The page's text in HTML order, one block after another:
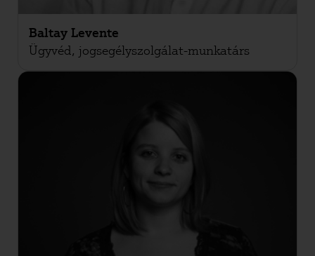
Baltay Levente
Ügyvéd, jogsegélyszolgálat-munkatárs